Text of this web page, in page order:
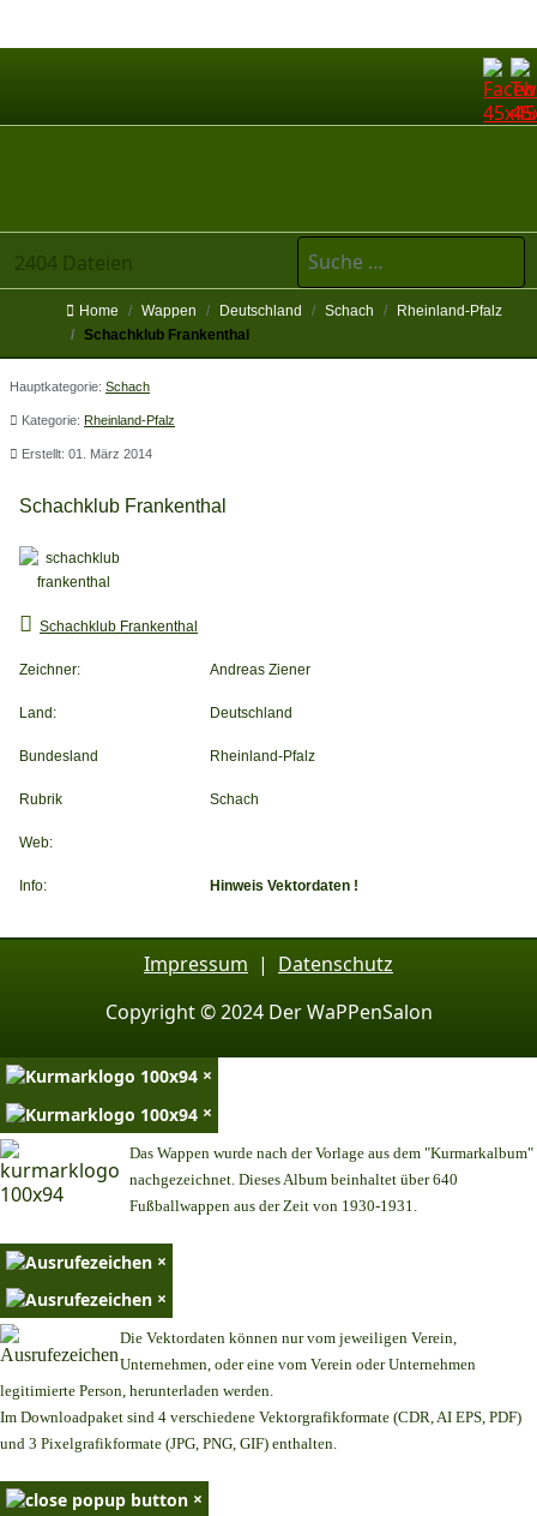
2404 Dateien
Suchen
Home Wappen Deutschland Schach
Rheinland-Pfalz
Schachklub Frankenthal
Hauptkategorie: Schach
Kategorie: Rheinland-Pfalz
Erstellt: 01. März 2014
Schachklub Frankenthal
Schachklub Frankenthal
Zeichner: Andreas Ziener
Land: Deutschland
Bundesland Rheinland-Pfalz
Rubrik Schach
Web:
Info: Hinweis Vektordaten !
Impressum | Datenschutz
Copyright © 2024 Der WaPPenSalon
×
×
Das Wappen wurde nach der Vorlage aus dem "Kurmarkalbum"
nachgezeichnet. Dieses Album beinhaltet über 640
Fußballwappen aus der Zeit von 1930-1931.
×
×
Die Vektordaten können nur vom jeweiligen Verein,
Unternehmen, oder eine vom Verein oder Unternehmen
legitimierte Person, herunterladen werden.
Im Downloadpaket sind 4 verschiedene Vektorgrafikformate (CDR, AI EPS, PDF)
und 3 Pixelgrafikformate (JPG, PNG, GIF) enthalten.
×